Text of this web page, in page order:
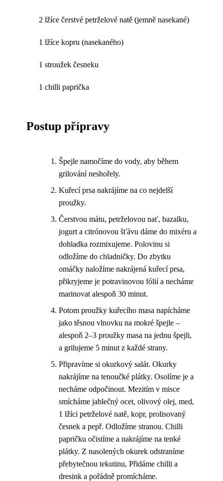
2 lžíce čerstvé petrželové natě (jemně nasekané)
1 lžíce kopru (nasekaného)
1 stroužek česneku
1 chilli paprička
Postup přípravy
Špejle namočíme do vody, aby během
grilování neshořely.
Kuřecí prsa nakrájíme na co nejdelší
proužky.
Čerstvou mátu, petrželovou nať, bazalku,
jogurt a citrónovou šťávu dáme do mixéru a
dohladka rozmixujeme. Polovinu si
odložíme do chladničky. Do zbytku
omáčky naložíme nakrájená kuřecí prsa,
přikryjeme je potravinovou fólií a necháme
marinovat alespoň 30 minut.
Potom proužky kuřecího masa napícháme
jako těsnou vlnovku na mokré špejle –
alespoň 2–3 proužky masa na jednu špejli,
a grilujeme 5 minut z každé strany.
Připravíme si okurkový salát. Okurky
nakrájíme na tenoučké plátky. Osolíme je a
necháme odpočinout. Mezitím v misce
smícháme jablečný ocet, olivový olej, med,
1 lžíci petrželové natě, kopr, prolisovaný
česnek a pepř. Odložíme stranou. Chilli
papričku očistíme a nakrájíme na tenké
plátky. Z nasolených okurek odstraníme
přebytečnou tekutinu, Přidáme chilli a
dresink a pořádně promícháme.